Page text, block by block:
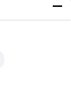
モダンなホテ